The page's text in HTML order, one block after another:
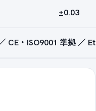
±0.03
CE・ISO9001 準拠 ／